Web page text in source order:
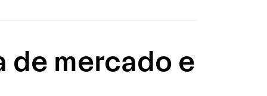
de mercado e